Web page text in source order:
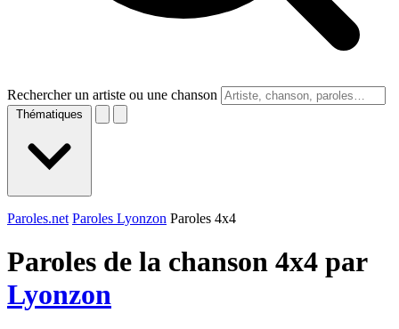
Rechercher un artiste ou une chanson
Thématiques
Paroles.net Paroles Lyonzon Paroles 4x4
Paroles de la chanson 4x4 par
Lyonzon